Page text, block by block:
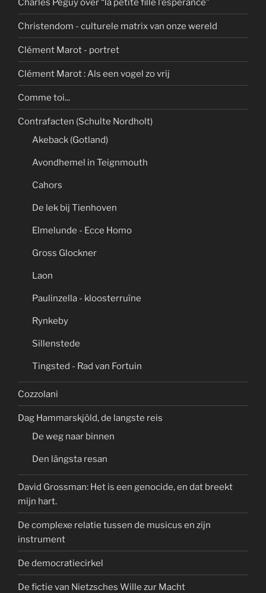
Christendom - culturele matrix van onze wereld
Clément Marot - portret
Clément Marot : Als een vogel zo vrij
Comme toi...
Contrafacten (Schulte Nordholt)
Akeback (Gotland)
Avondhemel in Teignmouth
Cahors
De lek bij Tienhoven
Elmelunde - Ecce Homo
Gross Glockner
Laon
Paulinzella - kloosterruïne
Rynkeby
Sillenstede
Tingsted - Rad van Fortuin
Cozzolani
Dag Hammarskjöld, de langste reis
De weg naar binnen
Den längsta resan
David Grossman: Het is een genocide, en dat breekt
mijn hart.
De complexe relatie tussen de musicus en zijn
instrument
De democratiecirkel
De fictie van Nietzsches Wille zur Macht